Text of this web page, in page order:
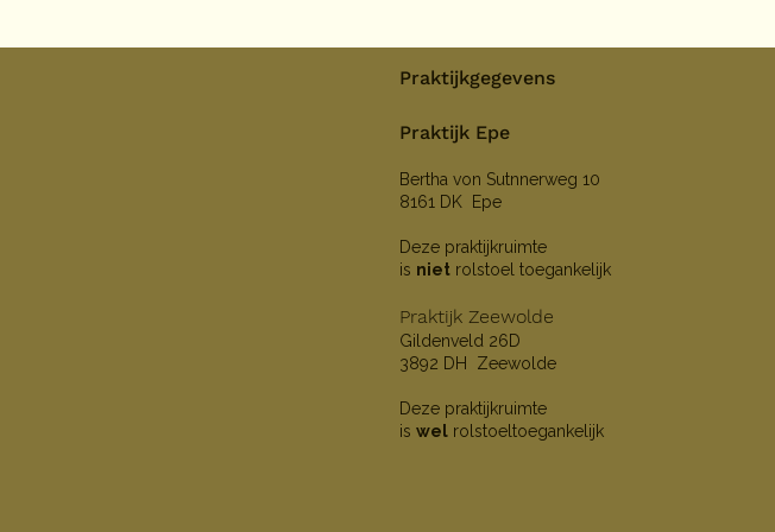
Praktijkgegevens
Praktijk Epe
Bertha von Sutnnerweg 10
8161 DK Epe
Deze praktijkruimte
is niet rolstoel toegankelijk
Praktijk Zeewolde
Gildenveld 26D
3892 DH Zeewolde
Deze praktijkruimte
is wel rolstoeltoegankelijk